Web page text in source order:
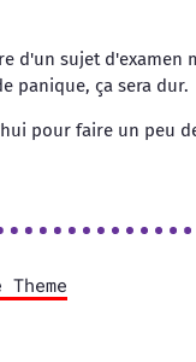
d'un sujet d'examen
panique, ça sera dur.
pour faire un peu